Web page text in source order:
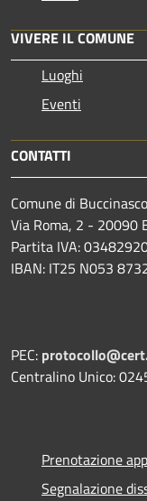
VIVERE IL COMUNE
Luoghi
Eventi
CONTATTI
Comune di Buccinasco
Via Roma, 2 - 20090
Partita IVA:
IBAN: IT25 N053
PEC:
Centralino Unico:
Prenotazione
Segnalazione